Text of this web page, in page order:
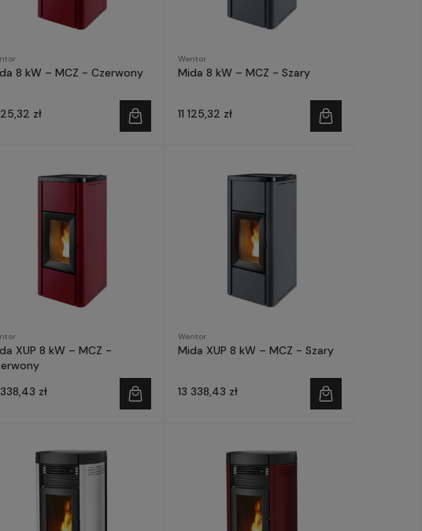
8 kW – MCZ - Czerwony
zł
Wentor
Mida 8 kW – MCZ - Szary
11 125,32 zł
XUP 8 kW – MCZ -
zł
Wentor
Mida XUP 8 kW – MCZ - Szary
13 338,43 zł